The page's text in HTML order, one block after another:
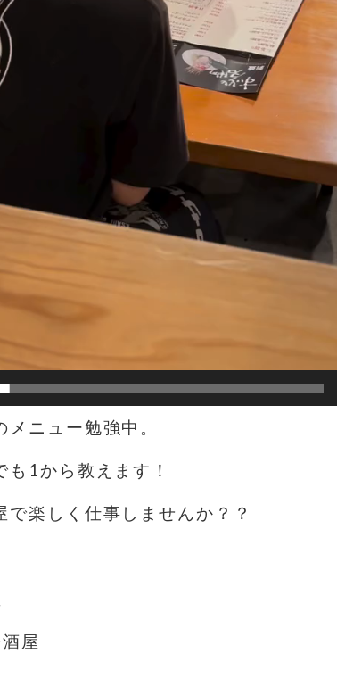
メニュー勉強中。
も1から教えます！
で楽しく仕事しませんか？？
屋